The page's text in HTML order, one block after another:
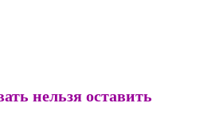
нельзя оставить